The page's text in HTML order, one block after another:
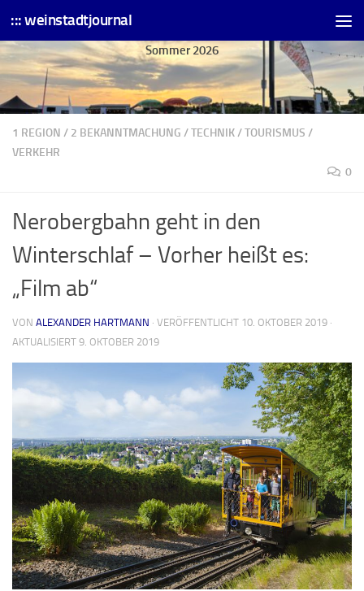
Skip to content
::: weinstadtjournal
Sommer 2026
1 REGION / 2 BEKANNTMACHUNG /TECHNIK/TOURISMUS /
VERKEHR
0
Nerobergbahn geht in den
Winterschlaf – Vorher heißt es:
„Film ab“
VON ALEXANDER HARTMANN · VERÖFFENTLICHT 10. OKTOBER 2019 ·
AKTUALISIERT 9. OKTOBER 2019